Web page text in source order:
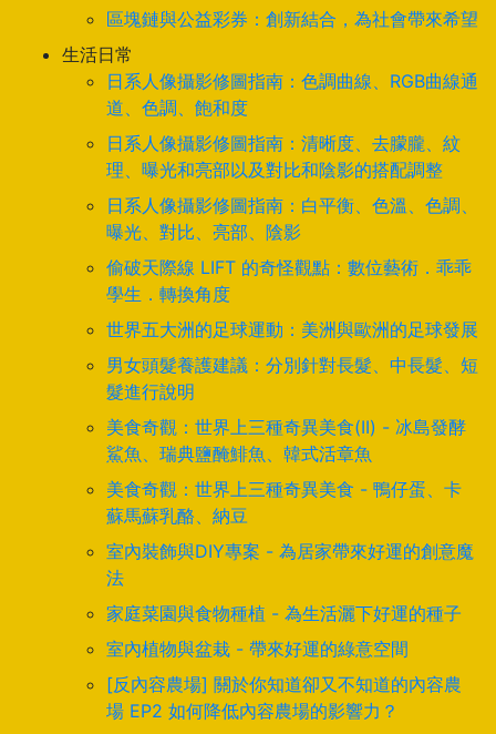
區塊鏈與公益彩券：創新結合，為社會帶來希望
生活日常
日系人像攝影修圖指南：色調曲線、RGB曲線通
道、色調、飽和度
日系人像攝影修圖指南：清晰度、去朦朧、紋
理、曝光和亮部以及對比和陰影的搭配調整
日系人像攝影修圖指南：白平衡、色溫、色調、
曝光、對比、亮部、陰影
偷破天際線 LIFT 的奇怪觀點：數位藝術．乖乖
學生．轉換角度
世界五大洲的足球運動：美洲與歐洲的足球發展
男女頭髮養護建議：分別針對長髮、中長髮、短
髮進行說明
美食奇觀：世界上三種奇異美食(II) - 冰島發酵
鯊魚、瑞典鹽醃鯡魚、韓式活章魚
美食奇觀：世界上三種奇異美食 - 鴨仔蛋、卡
蘇馬蘇乳酪、納豆
室內裝飾與DIY專案 - 為居家帶來好運的創意魔
法
家庭菜園與食物種植 - 為生活灑下好運的種子
室內植物與盆栽 - 帶來好運的綠意空間
[反內容農場] 關於你知道卻又不知道的內容農
場 EP2 如何降低內容農場的影響力？